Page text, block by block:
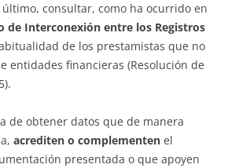
consultar, como ha ocurrido en
de Interconexión entre los Registros
de los prestamistas que no
entidades financieras (Resolución de
de obtener datos que de manera
acrediten o complementen el
presentada o que apoyen